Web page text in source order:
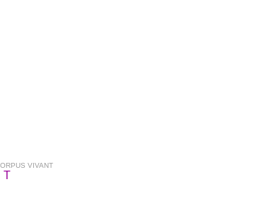
VIVANT